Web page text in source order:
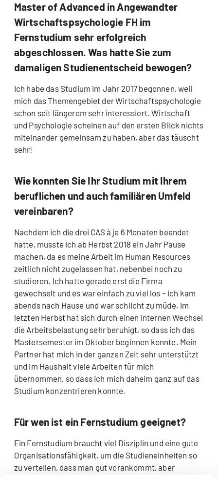
Master of Advanced in Angewandter
Wirtschaftspsychologie FH im
Fernstudium sehr erfolgreich
abgeschlossen. Was hatte Sie zum
damaligen Studienentscheid bewogen?
Ich habe das Studium im Jahr 2017 begonnen, weil
mich das Themengebiet der Wirtschaftspsychologie
schon seit längerem sehr interessiert. Wirtschaft
und Psychologie scheinen auf den ersten Blick nichts
miteinander gemeinsam zu haben, aber das täuscht
sehr!
Wie konnten Sie Ihr Studium mit Ihrem
beruflichen und auch familiären Umfeld
vereinbaren?
Nachdem ich die drei CAS à je 6 Monaten beendet
hatte, musste ich ab Herbst 2018 ein Jahr Pause
machen, da es meine Arbeit im Human Resources
zeitlich nicht zugelassen hat, nebenbei noch zu
studieren. Ich hatte gerade erst die Firma
gewechselt und es war einfach zu viel los – ich kam
abends nach Hause und war schlicht zu müde. Im
letzten Herbst hat sich durch einen internen Wechsel
die Arbeitsbelastung sehr beruhigt, so dass ich das
Mastersemester im Oktober beginnen konnte. Mein
Partner hat mich in der ganzen Zeit sehr unterstützt
und im Haushalt viele Arbeiten für mich
übernommen, so dass ich mich daheim ganz auf das
Studium konzentrieren konnte.
Für wen ist ein Fernstudium geeignet?
Ein Fernstudium braucht viel Disziplin und eine gute
Organisationsfähigkeit, um die Studieneinheiten so
zu verteilen, dass man gut vorankommt, aber